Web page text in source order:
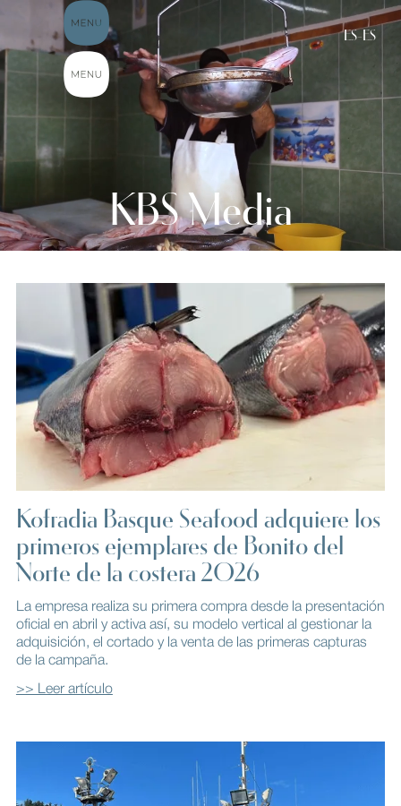
KBS Media
Kofradia Basque Seafood adquiere los
primeros ejemplares de Bonito del
Norte de la costera 2026
La empresa realiza su primera compra desde la presentación
oficial en abril y activa así, su modelo vertical al gestionar la
adquisición, el cortado y la venta de las primeras capturas
de la campaña.
>> Leer artículo
ES-ES